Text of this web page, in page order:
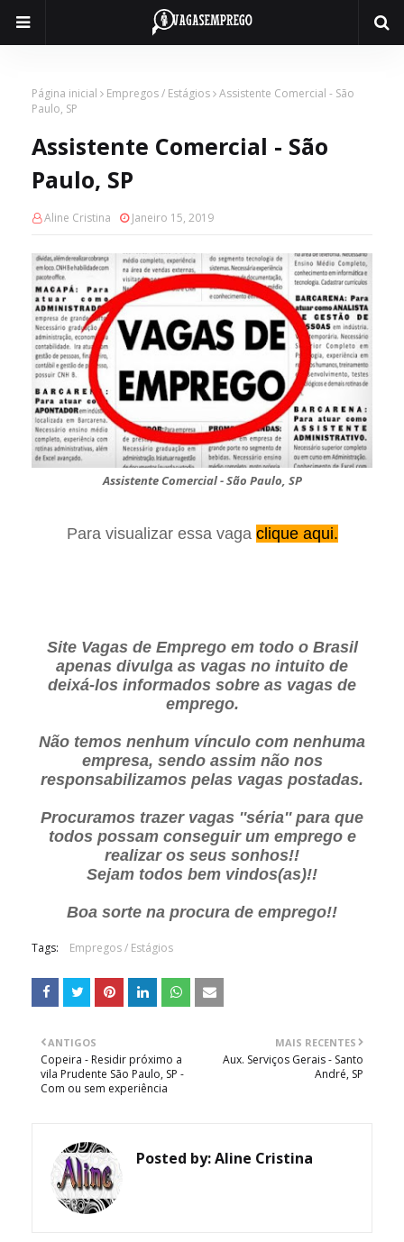
Página inicial Empregos / Estágios Assistente Comercial - São
Paulo, SP
Assistente Comercial - São
Paulo, SP
Aline Cristina Janeiro 15, 2019
Assistente Comercial - São Paulo, SP
Para visualizar essa vaga clique aqui.
Site Vagas de Emprego em todo o Brasil
apenas divulga as vagas no intuito de
deixá-los informados sobre as vagas de
emprego.
Não temos nenhum vínculo com nenhuma
empresa, sendo assim não nos
responsabilizamos pelas vagas postadas.
Procuramos trazer vagas ''séria'' para que
todos possam conseguir um emprego e
realizar os seus sonhos!!
Sejam todos bem vindos(as)!!
Boa sorte na procura de emprego!!
Tags: Empregos / Estágios
MAIS RECENTES
Aux. Serviços Gerais - Santo
André, SP
ANTIGOS
Copeira - Residir próximo a
vila Prudente São Paulo, SP -
Com ou sem experiência
Posted by:Aline Cristina